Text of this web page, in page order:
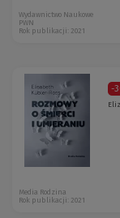
Wydawnictwo Naukowe
PWN
Rok publikacji: 2021
-
Media Rodzina
Rok publikacji: 2021